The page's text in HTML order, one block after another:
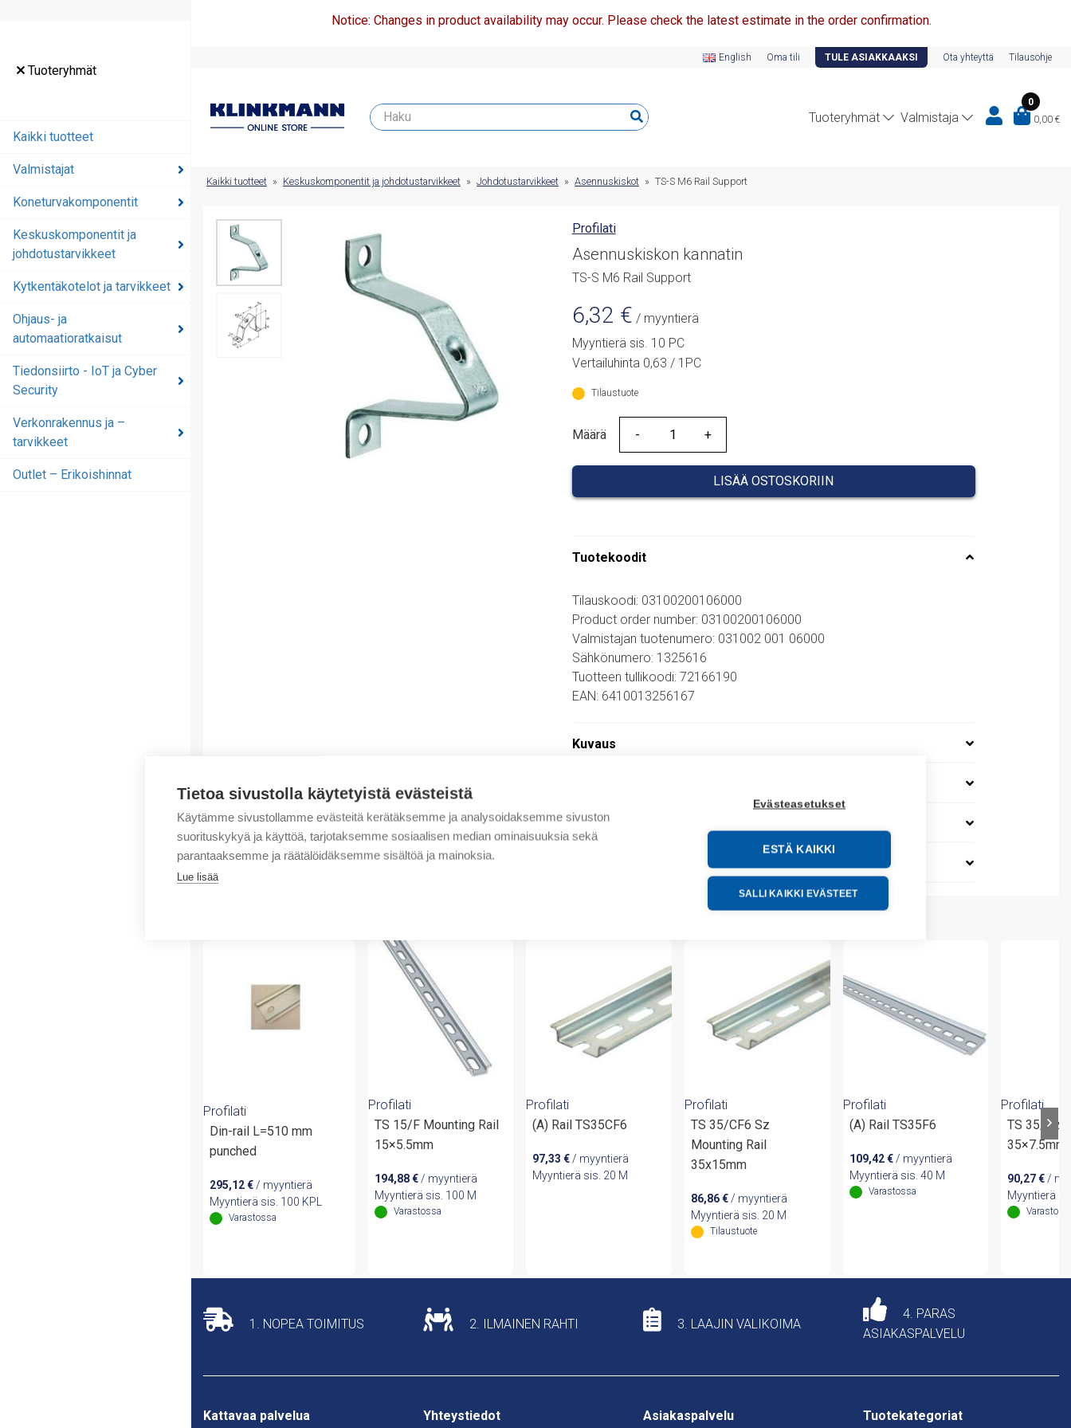
Tietoa sivustolla käytetyistä evästeistä
Käytämme sivustollamme evästeitä kerätäksemme ja analysoidaksemme sivuston
suorituskykyä ja käyttöä, tarjotaksemme sosiaalisen median ominaisuuksia sekä
parantaaksemme ja räätälöidäksemme sisältöä ja mainoksia.
Lue lisää
Evästeasetukset
ESTÄ KAIKKI
SALLI KAIKKI EVÄSTEET
Tuoteryhmät
Kaikki tuotteet
Valmistajat
Koneturvakomponentit
Keskuskomponentit ja
johdotustarvikkeet
Kytkentäkotelot ja tarvikkeet
Ohjaus- ja
automaatioratkaisut
Tiedonsiirto - IoT ja Cyber
Security
Verkonrakennus ja –
tarvikkeet
Outlet – Erikoishinnat
Notice: Changes in product availability may occur. Please check the latest estimate in the order confirmation.
English Oma tili TULE ASIAKKAAKSI Ota yhteyttä Tilausohje
Tuoteryhmät Valmistaja
0
0,00 €
Keskuskomponentit ja
johdotustarvikkeet
Kytkentäkotelot ja
tarvikkeet
Ohjaus- ja
Kaikki tuotteet » Keskuskomponentit ja johdotustarvikkeet » Johdotustarvikkeet » Asennuskiskot » TS-S M6 Rail Support
Profilati
Asennuskiskon kannatin
TS-S M6 Rail Support
6,32 € / myyntierä
Myyntierä sis. 10 PC
Vertailuhinta 0,63 / 1PC
Tilaustuote
Määrä
Määrä
LISÄÄ OSTOSKORIIN
Tuotekoodit
Tilauskoodi: 03100200106000
Product order number: 03100200106000
Valmistajan tuotenumero: 031002 001 06000
Sähkönumero: 1325616
Tuotteen tullikoodi: 72166190
EAN: 6410013256167
Kuvaus
Tekniset tiedot
Profilati
Din-rail L=510 mm
punched
295,12€ / myyntierä
Myyntierä sis. 100 KPL
Varastossa
Profilati
TS 15/F Mounting Rail
15×5.5mm
194,88€/ myyntierä
Myyntierä sis. 100 M
Varastossa
Profilati
(A) Rail TS35CF6
97,33€ / myyntierä
Myyntierä sis. 20 M
Profilati
TS 35/CF6 Sz
Mounting Rail
35x15mm
86,86€ / myyntierä
Myyntierä sis. 20 M
Tilaustuote
Profilati
(A) Rail TS35F6
109,42€/ myyntierä
Myyntierä sis. 40 M
Varastossa
Profilati
TS 35/Sz
35×7.5mm
90,27€ /
Myyntierä
1. NOPEA TOIMITUS 2. ILMAINEN RAHTI 3. LAAJIN VALIKOIMA
4. PARAS
ASIAKASPALVELU
Kattavaa palvelua Yhteystiedot Asiakaspalvelu Tuotekategoriat